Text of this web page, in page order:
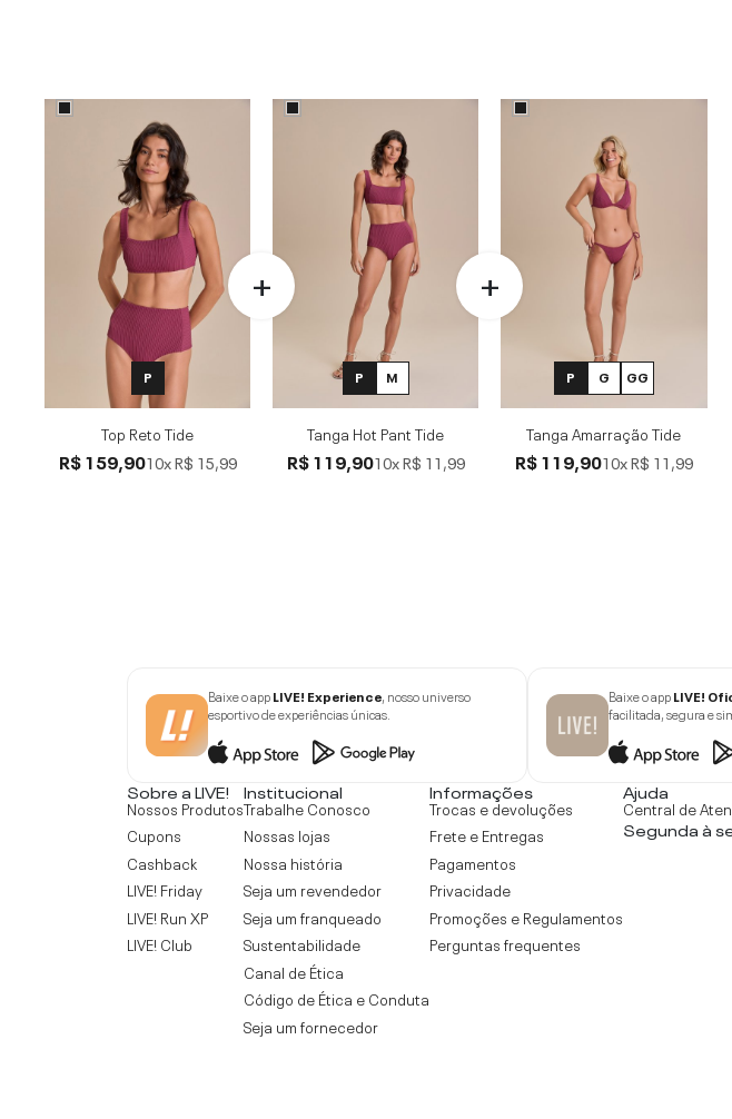
P
Top Reto Tide
R$ 159,9010xR$ 15,99
P M
Tanga Hot Pant Tide
R$ 119,9010xR$ 11,99
P G GG
Tanga Amarração Tide
R$ 119,9010xR$ 11,99
Baixe o appLIVE! Experience, nosso universo
esportivo de experiências únicas.
Baixe o appLIVE!
facilitada, segura e
Sobre a LIVE!
Nossos Produtos
Cupons
Cashback
LIVE! Friday
LIVE! Run XP
LIVE! Club
Institucional
Trabalhe Conosco
Nossas lojas
Nossa história
Seja um revendedor
Seja um franqueado
Sustentabilidade
Canal de Ética
Código de Ética e Conduta
Seja um fornecedor
Informações
Trocas e devoluções
Frete e Entregas
Pagamentos
Privacidade
Promoções e Regulamentos
Perguntas frequentes
Ajuda
Central de
Segunda à